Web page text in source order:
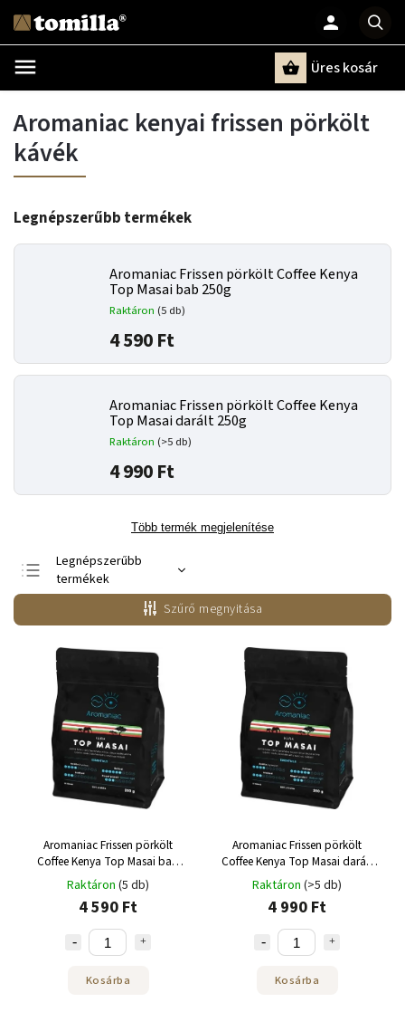
Üres kosár
Aromaniac kenyai frissen pörkölt
kávék
Legnépszerűbb termékek
Aromaniac Frissen pörkölt Coffee Kenya
Top Masai bab 250g
Raktáron (5 db)
4 590 Ft
Aromaniac Frissen pörkölt Coffee Kenya
Top Masai darált 250g
Raktáron (>5 db)
4 990 Ft
Több termék megjelenítése
Legnépszerűbb
termékek
Legolcsóbb elöl
Legdrágább
ABC szerint
Szűrő megnyitása
Aromaniac Frissen pörkölt
Coffee Kenya Top Masai bab
250g
Raktáron (5 db)
4 590 Ft
Kosárba
Aromaniac Frissen pörkölt
Coffee Kenya Top Masai darált
250g
Raktáron (>5 db)
4 990 Ft
Kosárba